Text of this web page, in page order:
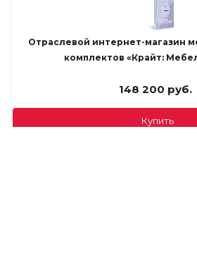
Отраслевой интернет-магазин
комплектов «Крайт:
148 200 руб.
Купить